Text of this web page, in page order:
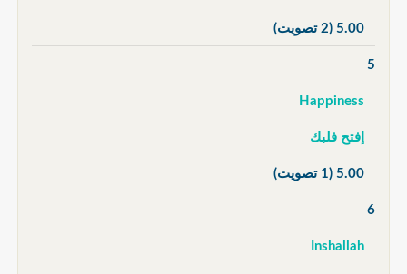
5.00 (2 تصويت)
5
Happiness
إفتح فلبك
5.00 (1 تصويت)
6
Inshallah